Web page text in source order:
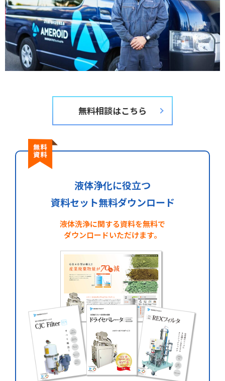
無料相談はこちら
液体浄化に役立つ
資料セット無料ダウンロード
液体洗浄に関する資料を無料で
ダウンロードいただけます。